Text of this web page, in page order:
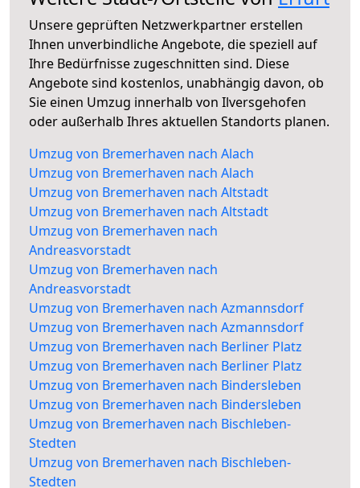
Unsere geprüften Netzwerkpartner erstellen
Ihnen unverbindliche Angebote, die speziell auf
Ihre Bedürfnisse zugeschnitten sind. Diese
Angebote sind kostenlos, unabhängig davon, ob
Sie einen Umzug innerhalb von Ilversgehofen
oder außerhalb Ihres aktuellen Standorts planen.
Umzug von Bremerhaven nach Alach
Umzug von Bremerhaven nach Alach
Umzug von Bremerhaven nach Altstadt
Umzug von Bremerhaven nach Altstadt
Umzug von Bremerhaven nach
Andreasvorstadt
Umzug von Bremerhaven nach
Andreasvorstadt
Umzug von Bremerhaven nach Azmannsdorf
Umzug von Bremerhaven nach Azmannsdorf
Umzug von Bremerhaven nach Berliner Platz
Umzug von Bremerhaven nach Berliner Platz
Umzug von Bremerhaven nach Bindersleben
Umzug von Bremerhaven nach Bindersleben
Umzug von Bremerhaven nach Bischleben-
Stedten
Umzug von Bremerhaven nach Bischleben-
Stedten